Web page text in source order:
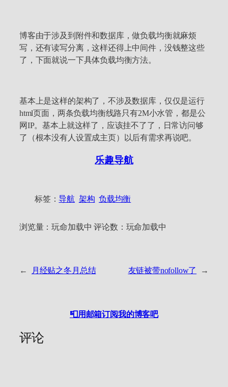
博客由于涉及到附件和数据库，做负载均衡就麻烦
写，还有读写分离，这样还得上中间件，没钱整这些
了，下面就说一下具体负载均衡方法。
基本上是这样的架构了，不涉及数据库，仅仅是运行
html页面，两条负载均衡线路只有2M小水管，都是公
网IP。基本上就这样了，应该挂不了了，日常访问够
了（根本没有人设置成主页）以后有需求再说吧。
乐趣导航
标签：导航 架构 负载均衡
浏览量：玩命加载中 评论数： 玩命加载中
← 月经贴之冬月总结 友链被带nofollow了 →
📮用邮箱订阅我的博客吧
评论